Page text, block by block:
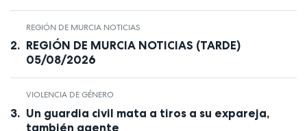
REGIÓN DE MURCIA NOTICIAS
REGIÓN DE MURCIA NOTICIAS (TARDE)
05/08/2026
VIOLENCIA DE GÉNERO
Un guardia civil mata a tiros a su expareja,
también agente